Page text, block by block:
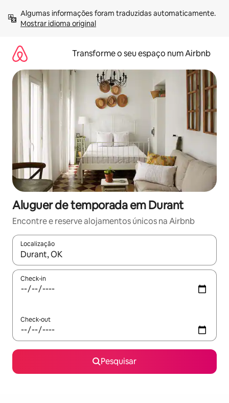
para
Mostrar idioma original
Transforme o seu espaço num Airbnb
Aluguer de temporada em Durant
Encontre e reserve alojamentos únicos na Airbnb
Localização
Quando os resultados estiverem disponíveis, navegue com
Check-in
Check-out
Pesquisar